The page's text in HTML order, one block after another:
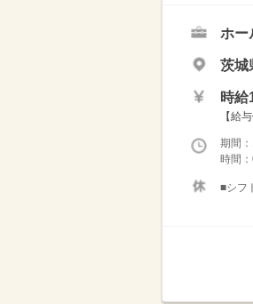
ホー
茨城
時給
【給
期間
時間
■シフ